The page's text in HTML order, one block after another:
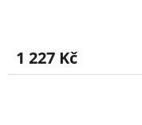
1 227 Kč